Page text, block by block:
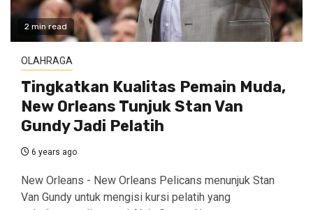
2 min read
OLAHRAGA
Tingkatkan Kualitas Pemain Muda,
New Orleans Tunjuk Stan Van
Gundy Jadi Pelatih
6 years ago
New Orleans - New Orleans Pelicans menunjuk Stan
Van Gundy untuk mengisi kursi pelatih yang